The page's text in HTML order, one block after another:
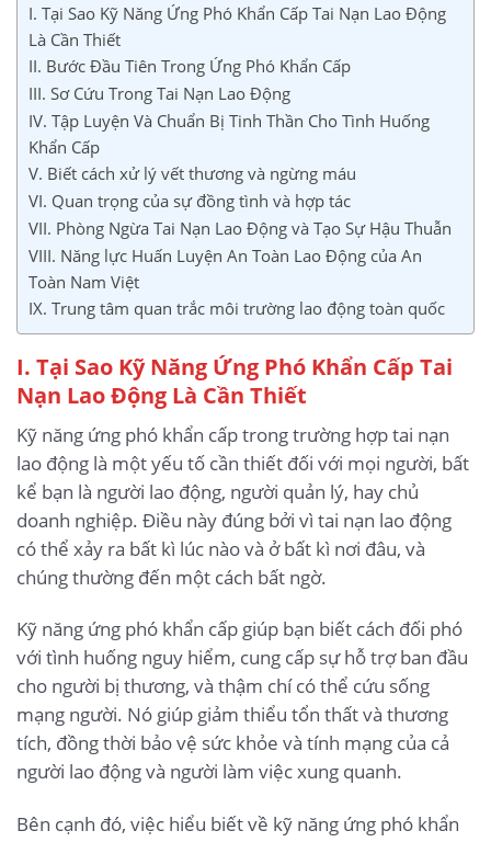
I. Tại Sao Kỹ Năng Ứng Phó Khẩn Cấp Tai Nạn Lao Động
Là Cần Thiết
II. Bước Đầu Tiên Trong Ứng Phó Khẩn Cấp
III. Sơ Cứu Trong Tai Nạn Lao Động
IV. Tập Luyện Và Chuẩn Bị Tinh Thần Cho Tình Huống
Khẩn Cấp
V. Biết cách xử lý vết thương và ngừng máu
VI. Quan trọng của sự đồng tình và hợp tác
VII. Phòng Ngừa Tai Nạn Lao Động và Tạo Sự Hậu Thuẫn
VIII. Năng lực Huấn Luyện An Toàn Lao Động của An
Toàn Nam Việt
IX. Trung tâm quan trắc môi trường lao động toàn quốc
I. Tại Sao Kỹ Năng Ứng Phó Khẩn Cấp Tai
Nạn Lao Động Là Cần Thiết
Kỹ năng ứng phó khẩn cấp trong trường hợp tai nạn
lao động là một yếu tố cần thiết đối với mọi người, bất
kể bạn là người lao động, người quản lý, hay chủ
doanh nghiệp. Điều này đúng bởi vì tai nạn lao động
có thể xảy ra bất kì lúc nào và ở bất kì nơi đâu, và
chúng thường đến một cách bất ngờ.
Kỹ năng ứng phó khẩn cấp giúp bạn biết cách đối phó
với tình huống nguy hiểm, cung cấp sự hỗ trợ ban đầu
cho người bị thương, và thậm chí có thể cứu sống
mạng người. Nó giúp giảm thiểu tổn thất và thương
tích, đồng thời bảo vệ sức khỏe và tính mạng của cả
người lao động và người làm việc xung quanh.
Bên cạnh đó, việc hiểu biết về kỹ năng ứng phó khẩn